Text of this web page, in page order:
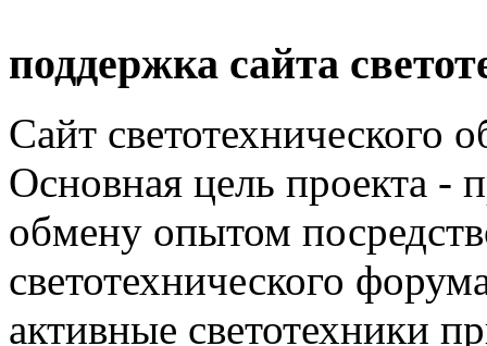
поддержка сайта
Сайт светотехнического
Основная цель проекта -
обмену опытом
светотехнического
активные светотехники